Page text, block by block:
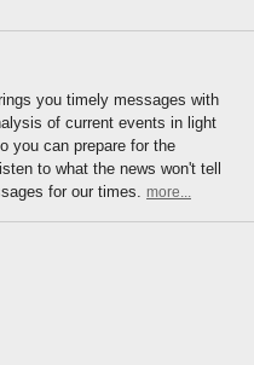
you timely messages with
of current events in light
you can prepare for the
to what the news won't tell
for our times. more...